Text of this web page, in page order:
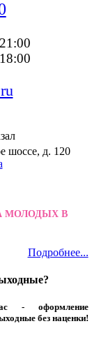
шоссе, д. 120
МОЛОДЫХ В
Подробнее...
- оформление
без наценки!